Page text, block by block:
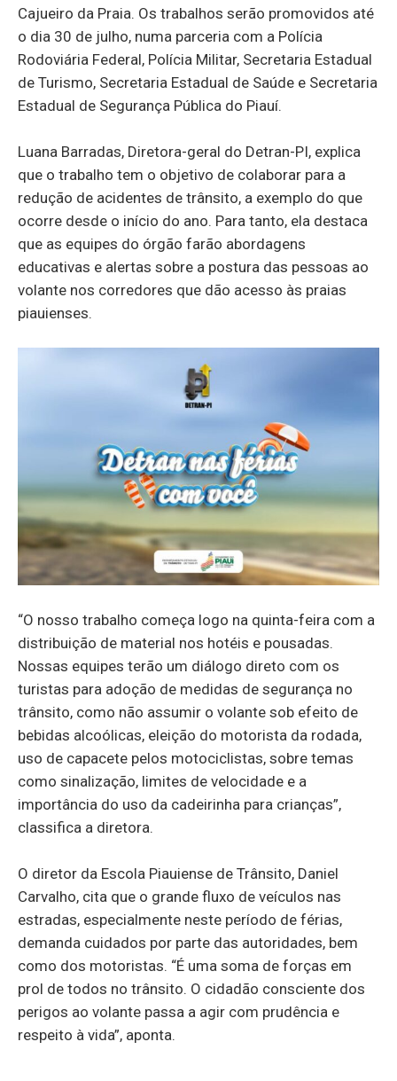
Cajueiro da Praia. Os trabalhos serão promovidos até
o dia 30 de julho, numa parceria com a Polícia
Rodoviária Federal, Polícia Militar, Secretaria Estadual
de Turismo, Secretaria Estadual de Saúde e Secretaria
Estadual de Segurança Pública do Piauí.
Luana Barradas, Diretora-geral do Detran-PI, explica
que o trabalho tem o objetivo de colaborar para a
redução de acidentes de trânsito, a exemplo do que
ocorre desde o início do ano. Para tanto, ela destaca
que as equipes do órgão farão abordagens
educativas e alertas sobre a postura das pessoas ao
volante nos corredores que dão acesso às praias
piauienses.
“O nosso trabalho começa logo na quinta-feira com a
distribuição de material nos hotéis e pousadas.
Nossas equipes terão um diálogo direto com os
turistas para adoção de medidas de segurança no
trânsito, como não assumir o volante sob efeito de
bebidas alcoólicas, eleição do motorista da rodada,
uso de capacete pelos motociclistas, sobre temas
como sinalização, limites de velocidade e a
importância do uso da cadeirinha para crianças”,
classifica a diretora.
O diretor da Escola Piauiense de Trânsito, Daniel
Carvalho, cita que o grande fluxo de veículos nas
estradas, especialmente neste período de férias,
demanda cuidados por parte das autoridades, bem
como dos motoristas. “É uma soma de forças em
prol de todos no trânsito. O cidadão consciente dos
perigos ao volante passa a agir com prudência e
respeito à vida”, aponta.